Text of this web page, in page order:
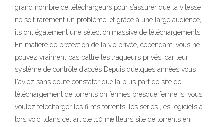
grand nombre de téléchargeurs pour s’assurer que la vitesse
ne soit rarement un problème, et grâce à une large audience,
ils ont également une sélection massive de téléchargements.
En matière de protection de la vie privée, cependant, vous ne
pouvez vraiment pas battre les traqueurs privés, car leur
système de contrôle d’accès Depuis quelques années vous
l'aviez sans doute constater que la plus part de site de
téléchargement de torrents on fermes presque ferme ,si vous
voulez telecharger les films torrents ,les séries ,les logiciels a
lors voici ,dans cet article ,10 meilleurs site de torrents en